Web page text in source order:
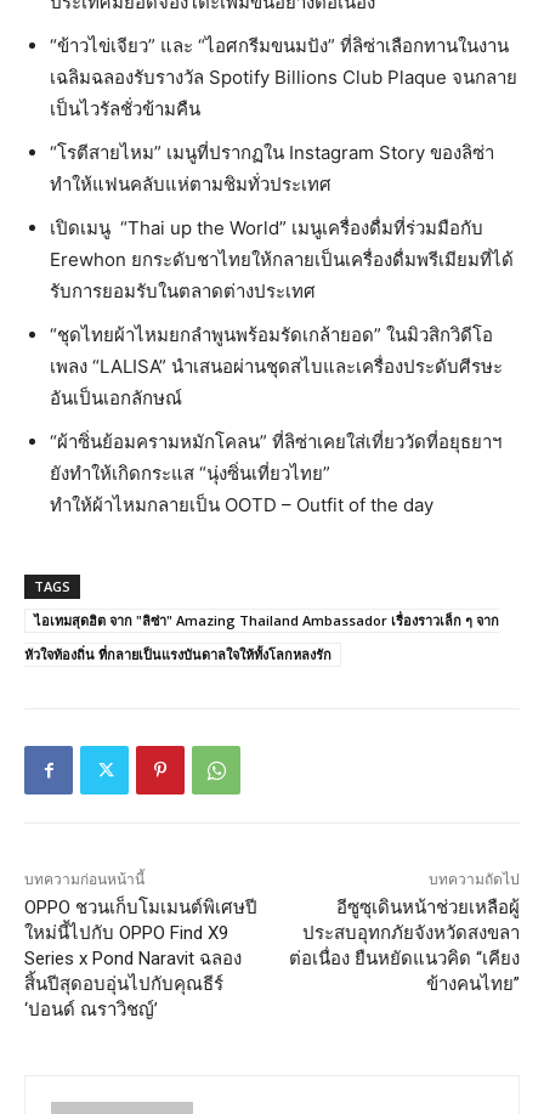
“ข้าวไข่เจียว” และ “ไอศกรีมขนมปัง” ที่ลิซ่าเลือกทานในงาน
เฉลิมฉลองรับรางวัล Spotify Billions Club Plaque จนกลาย
เป็นไวรัลชั่วข้ามคืน
“โรตีสายไหม” เมนูที่ปรากฏใน Instagram Story ของลิซ่า
ทำให้แฟนคลับแห่ตามชิมทั่วประเทศ
เปิดเมนู “Thai up the World” เมนูเครื่องดื่มที่ร่วมมือกับ
Erewhon ยกระดับชาไทยให้กลายเป็นเครื่องดื่มพรีเมียมที่ได้
รับการยอมรับในตลาดต่างประเทศ
“ชุดไทยผ้าไหมยกลำพูนพร้อมรัดเกล้ายอด” ในมิวสิกวิดีโอ
เพลง “LALISA” นำเสนอผ่านชุดสไบและเครื่องประดับศีรษะ
อันเป็นเอกลักษณ์
“ผ้าซิ่นย้อมครามหมักโคลน” ที่ลิซ่าเคยใส่เที่ยววัดที่อยุธยาฯ
ยังทำให้เกิดกระแส “นุ่งซิ่นเที่ยวไทย”
ทำให้ผ้าไหมกลายเป็น OOTD – Outfit of the day
TAGS
ไอเทมสุดฮิต จาก "ลิซ่า" Amazing Thailand Ambassador เรื่องราวเล็ก ๆ จาก
หัวใจท้องถิ่น ที่กลายเป็นแรงบันดาลใจให้ทั้งโลกหลงรัก
บทความก่อนหน้านี้
OPPO ชวนเก็บโมเมนต์พิเศษปี
ใหม่นี้ไปกับ OPPO Find X9
Series x Pond Naravit ฉลอง
สิ้นปีสุดอบอุ่นไปกับคุณธีร์
‘ปอนด์ ณราวิชญ์’
บทความถัดไป
อีซูซุเดินหน้าช่วยเหลือผู้
ประสบอุทกภัยจังหวัดสงขลา
ต่อเนื่อง ยืนหยัดแนวคิด “เคียง
ข้างคนไทย”